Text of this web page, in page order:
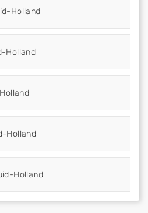
Holland
Holland
Holland
Holland